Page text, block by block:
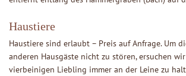
Haustiere
Haustiere sind erlaubt – Preis auf Anfrage. Um
anderen Hausgäste nicht zu stören, ersuchen
vierbeinigen Liebling immer an der Leine zu